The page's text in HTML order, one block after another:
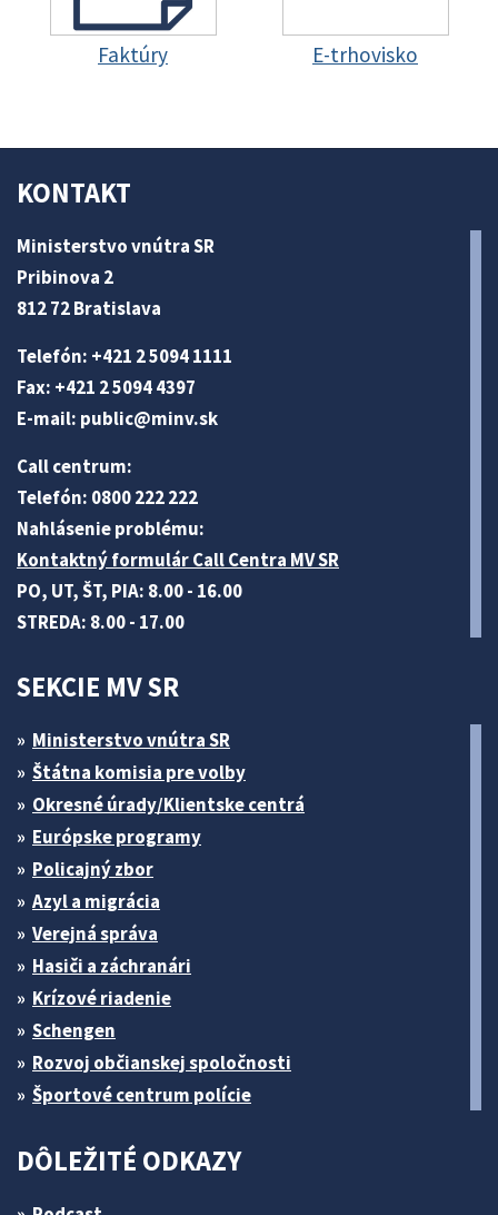
Faktúry E-trhovisko
KONTAKT
Ministerstvo vnútra SR
Pribinova 2
812 72 Bratislava
Telefón: +421 2 5094 1111
Fax: +421 2 5094 4397
E-mail: public@minv.sk
Call centrum:
Telefón: 0800 222 222
Nahlásenie problému:
Kontaktný formulár Call Centra MV SR
PO, UT, ŠT, PIA: 8.00 - 16.00
STREDA: 8.00 - 17.00
SEKCIE MV SR
Ministerstvo vnútra SR
Štátna komisia pre volby
Okresné úrady/Klientske centrá
Európske programy
Policajný zbor
Azyl a migrácia
Verejná správa
Hasiči a záchranári
Krízové riadenie
Schengen
Rozvoj občianskej spoločnosti
Športové centrum polície
DÔLEŽITÉ ODKAZY